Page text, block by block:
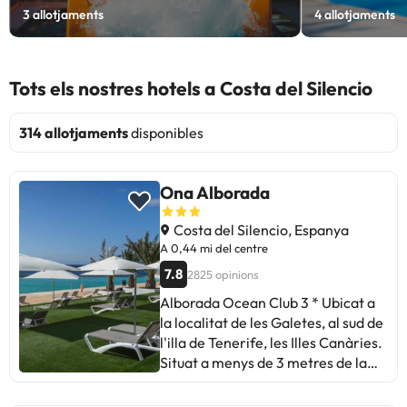
3allotjaments 4allotjaments
Tots els nostres hotels a Costa del Silencio
314 allotjamentsdisponibles
Ona Alborada
Costa del Silencio, Espanya
A 0,44 mi del centre
7.8 2825 opinions
Alborada Ocean Club 3 * Ubicat a
la localitat de les Galetes, al sud de
l'illa de Tenerife, les Illes Canàries.
Situat a menys de 3 metres de la